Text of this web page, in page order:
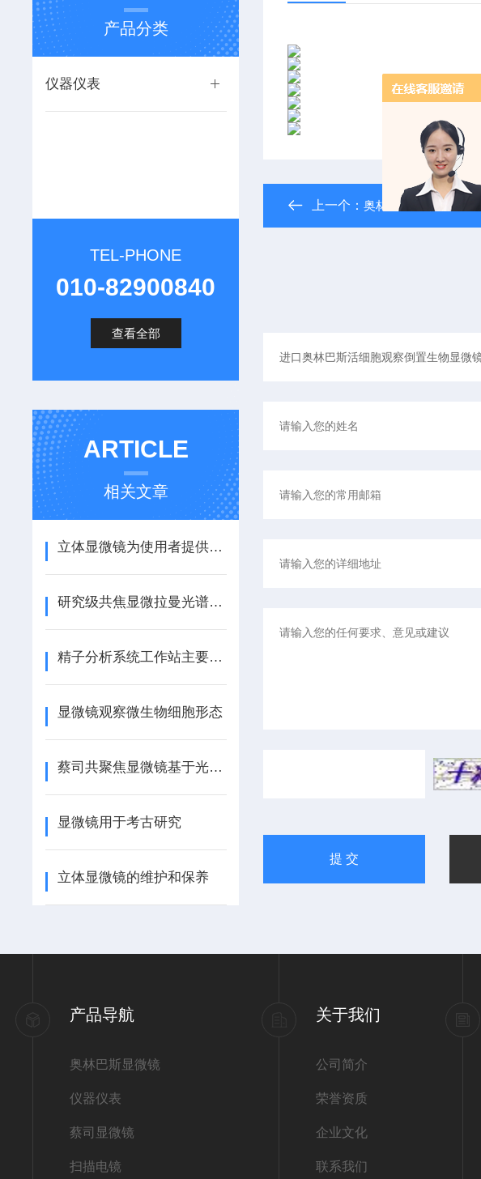
产品分类
仪器仪表
TEL-PHONE
010-82900840
查看全部
ARTICLE
相关文章
立体显微镜为使用者提供了一种直观、立体的观察体验
研究级共焦显微拉曼光谱仪的处理方法
精子分析系统工作站主要检测项目
显微镜观察微生物细胞形态
蔡司共聚焦显微镜基于光的反射和共轭焦点原理
显微镜用于考古研究
立体显微镜的维护和保养
上一个：奥林巴斯显微镜IX73 可配荧光/
产品导航
奥林巴斯显微镜
仪器仪表
蔡司显微镜
扫描电镜
关于我们
公司简介
荣誉资质
企业文化
联系我们